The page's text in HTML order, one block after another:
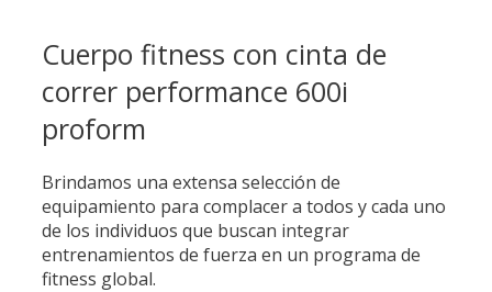
Cuerpo fitness con cinta de
correr performance 600i
proform
Brindamos una extensa selección de
equipamiento para complacer a todos y cada uno
de los individuos que buscan integrar
entrenamientos de fuerza en un programa de
fitness global.